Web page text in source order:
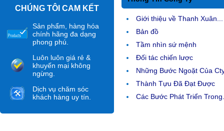
CHÚNG TÔI CAM KẾT
Sản phẩm, hàng hóa
chính hãng đa dạng
phong phú.
Luôn luôn giá rẻ &
khuyến mại không
ngừng.
Dịch vụ chăm sóc
khách hàng uy tín.
Giới thiệu về Thanh Xuân...
Bản đồ
Tầm nhìn sứ mệnh
Đối tác chiến lược
Những Bước Ngoặt Của
Thành Tựu Đã Đạt Được
Các Bước Phát Triển